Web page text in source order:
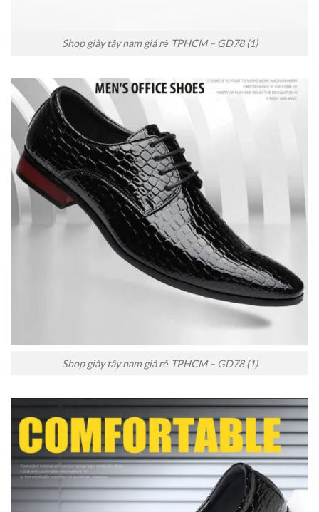
Shop giày tây nam giá rẻ TPHCM – GD78 (1)
Shop giày tây nam giá rẻ TPHCM – GD78 (1)